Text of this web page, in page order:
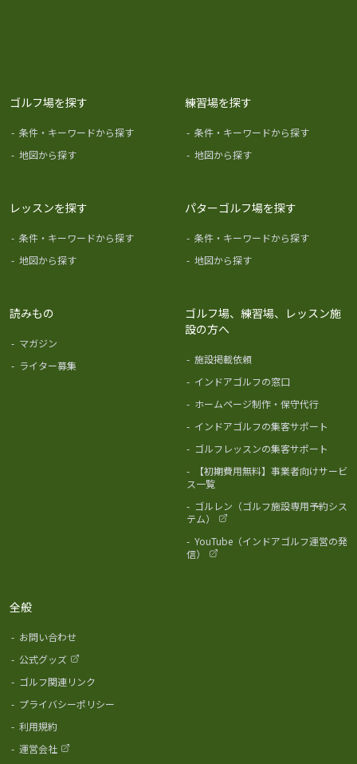
ゴルフ場を探す
- 条件・キーワードから探す
- 地図から探す
練習場を探す
- 条件・キーワードから探す
- 地図から探す
レッスンを探す
- 条件・キーワードから探す
- 地図から探す
パターゴルフ場を探す
- 条件・キーワードから探す
- 地図から探す
読みもの
- マガジン
- ライター募集
ゴルフ場、練習場、レッスン施
設の方へ
- 施設掲載依頼
- インドアゴルフの窓口
- ホームページ制作・保守代行
- インドアゴルフの集客サポート
- ゴルフレッスンの集客サポート
-
【初期費用無料】事業者向けサービ
ス一覧
- ゴルレン（ゴルフ施設専用予約シス
テム）
- YouTube（インドアゴルフ運営の発
信）
全般
- お問い合わせ
- 公式グッズ
- ゴルフ関連リンク
- プライバシーポリシー
- 利用規約
- 運営会社